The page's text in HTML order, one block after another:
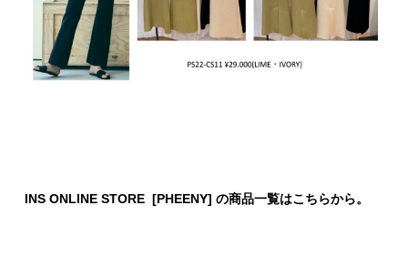
INS ONLINE STORE [PHEENY] の商品一覧はこちらから。